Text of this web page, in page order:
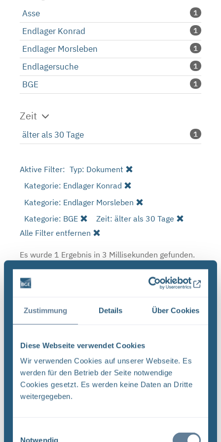
Zustimmung Details Über Cookies
Diese Webseite verwendet Cookies
Wir verwenden Cookies auf unserer Webseite. Es
werden für den Betrieb der Seite notwendige
Cookies gesetzt. Es werden keine Daten an Dritte
weitergegeben.
Notwendig
Asse 1
Endlager Konrad 1
Endlager Morsleben 1
Endlagersuche 1
BGE 1
Zeit
älter als 30 Tage 1
Aktive Filter: Typ: Dokument
Kategorie: Endlager Konrad
Kategorie: Endlager Morsleben
Kategorie: BGE
Zeit: älter als 30 Tage
Alle Filter entfernen
Es wurde 1 Ergebnis in 3 Millisekunden gefunden.
Zeige Ergebnisse 1 bis 1 von 1.
Ergebnisse pro Seite:
1
Sortieren nach
Forschungs- und Entwicklungsstrategie der
BGE (PDF)
FORSCHUNG UND ENTWICKLUNG F&E-Strategie